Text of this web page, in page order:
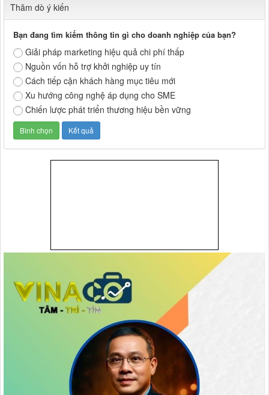
Thăm dò ý kiến
Bạn đang tìm kiếm thông tin gì cho doanh nghiệp của bạn?
Giải pháp marketing hiệu quả chi phí thấp
Nguồn vốn hỗ trợ khởi nghiệp uy tín
Cách tiếp cận khách hàng mục tiêu mới
Xu hướng công nghệ áp dụng cho SME
Chiến lược phát triển thương hiệu bền vững